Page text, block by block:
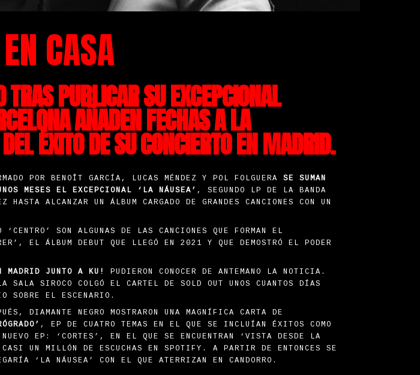
CASA
PUBLICAR SU EXCEPCIONAL
AÑADEN FECHAS A LA
ÉXITO DE SU CONCIERTO EN MADRID.
POR BENOÎT GARCÍA, LUCAS MÉNDEZ Y POL FOLGUERA SE SUMAN
MESES EL EXCEPCIONAL ‘LA NÁUSEA’ , SEGUNDO LP DE LA BANDA
ALCANZAR UN ÁLBUM CARGADO DE GRANDES CANCIONES CON UN
SON ALGUNAS DE LAS CANCIONES QUE FORMAN EL
EL ÁLBUM DEBUT QUE LLEGÓ EN 2021 Y QUE DEMOSTRÓ EL PODER
MADRID JUNTO A KU!
PUDIERON CONOCER DE ANTEMANO LA NOTICIA.
SIROCO COLGÓ EL CARTEL DE SOLD OUT UNOS CUANTOS DÍAS
SOBRE EL ESCENARIO.
DIAMANTE NEGRO MOSTRARON UNA MAGNÍFICA CARTA DE
, EP DE CUATRO TEMAS EN EL QUE SE INCLUÍAN ÉXITOS COMO
EP: ‘CORTES’, EN EL QUE SE ENCUENTRAN ‘VISTA DESDE LA
UN MILLÓN DE ESCUCHAS EN SPOTIFY. A PARTIR DE ENTONCES SE
‘LA NÁUSEA’ CON EL QUE ATERRIZAN EN CANDORRO.